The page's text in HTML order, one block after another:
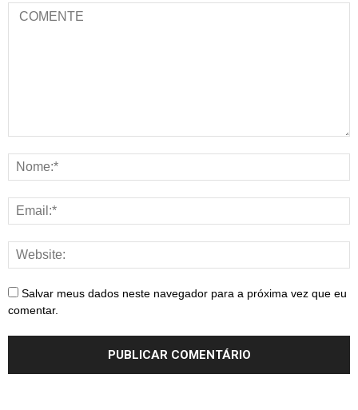
Salvar meus dados neste navegador para a próxima vez que eu
comentar.